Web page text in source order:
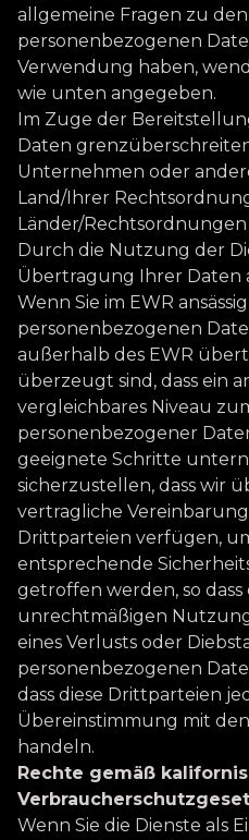
allgemeine Fragen zu
personenbezogenen
Verwendung haben,
wie unten angegeben.
Im Zuge der
Daten
Unternehmen oder
Land/Ihrer
Länder/
Durch die Nutzung der
Übertragung Ihrer Daten
Wenn Sie im EWR
personenbezogenen
außerhalb des EWR
überzeugt sind, dass ein
vergleichbares Niveau
personenbezogener
geeignete Schritte
sicherzustellen, dass wir
vertragliche
Drittparteien verfügen,
entsprechende
getroffen werden, so dass
unrechtmäßigen
eines Verlusts oder
personenbezogenen
dass diese Drittparteien
Übereinstimmung mit
handeln.
Rechte gemäß
Wenn Sie die Dienste als